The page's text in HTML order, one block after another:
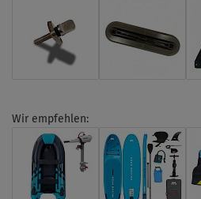
Wir empfehlen: